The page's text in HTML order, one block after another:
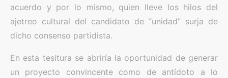
acuerdo y por lo mismo, quien lleve los hilos del
ajetreo cultural del candidato de “unidad” surja de
dicho consenso partidista.
En esta tesitura se abriría la oportunidad de generar
un proyecto convincente como de antídoto a lo